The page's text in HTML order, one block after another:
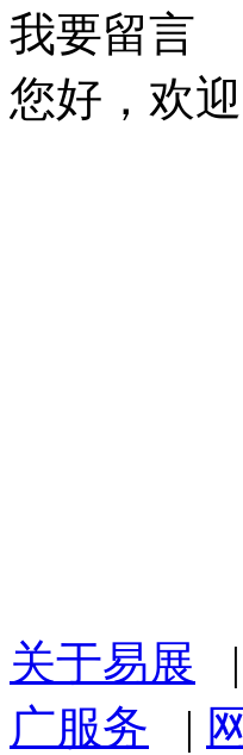
我要留言
您好，欢
关于易展 |
广服务 |